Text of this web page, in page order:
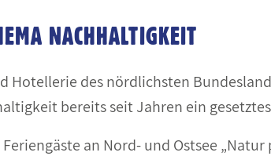
NACHHALTIGKEIT
Hotellerie des nördlichsten
bereits seit Jahren ein
an Nord- und Ostsee „Natur